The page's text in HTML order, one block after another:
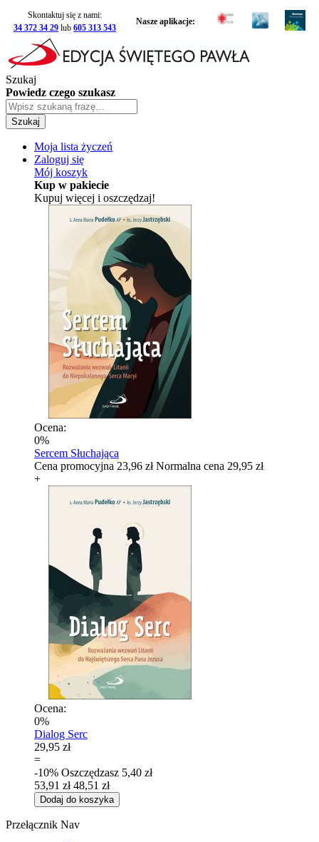
Skontaktuj się z nami:
34 372 34 29 lub 605 313 543
Nasze aplikacje:
Szukaj
Powiedz czego szukasz
Szukaj
Moja lista życzeń
Zaloguj się
Mój koszyk
Kup w pakiecie
Kupuj więcej i oszczędzaj!
Ocena:
0%
Sercem Słuchająca
Cena promocyjna 23,96 zł Normalna cena 29,95 zł
+
Ocena:
0%
Dialog Serc
29,95 zł
=
-10% Oszczędzasz 5,40 zł
53,91 zł 48,51 zł
Dodaj do koszyka
Przełącznik Nav